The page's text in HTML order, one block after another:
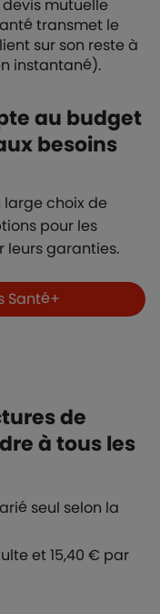
mutuelle
transmet le
sur son reste à
instantané).
au budget
besoins
large choix de
pour les
leurs garanties.
Santé+
de
à tous les
seul selon la
et 15,40 € par